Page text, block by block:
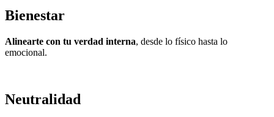
Bienestar
Alinearte con tu verdad interna, desde lo físico hasta lo
emocional.
Neutralidad